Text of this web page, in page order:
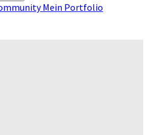
Mein Portfolio